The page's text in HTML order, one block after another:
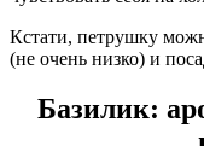
Кстати, петрушку
(не очень низко) и
Базилик: